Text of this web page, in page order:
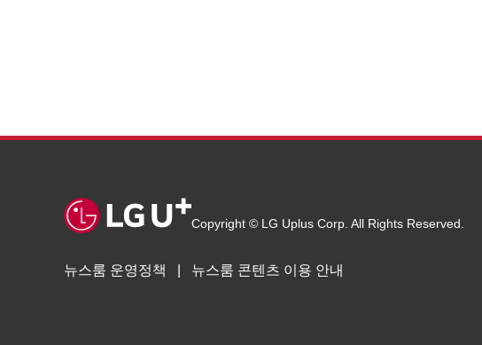
Copyright © LG Uplus Corp. All Rights Reserved.
뉴스룸 운영정책 뉴스룸 콘텐츠 이용 안내